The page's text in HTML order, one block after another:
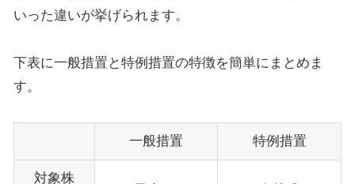
いった違いが挙げられます。
下表に一般措置と特例措置の特徴を簡単にまとめま
す。
一般措置 特例措置
対象株